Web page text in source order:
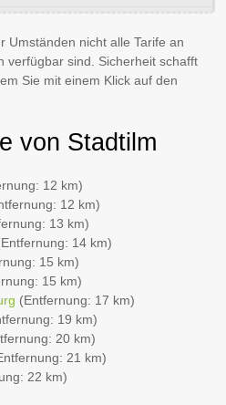
Umständen nicht alle Tarife an
verfügbar sind. Sicherheit schafft
Sie mit einem Klick auf den
von Stadtilm
12 km)
12 km)
13 km)
14 km)
15 km)
15 km)
(Entfernung: 17 km)
19 km)
20 km)
21 km)
22 km)